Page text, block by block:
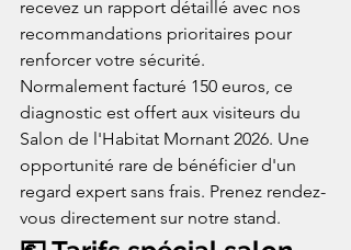
recevez un rapport détaillé avec nos
recommandations prioritaires pour
renforcer votre sécurité.
Normalement facturé 150 euros, ce
diagnostic est offert aux visiteurs du
Salon de l'Habitat Mornant 2026. Une
opportunité rare de bénéficier d'un
regard expert sans frais. Prenez rendez-
vous directement sur notre stand.